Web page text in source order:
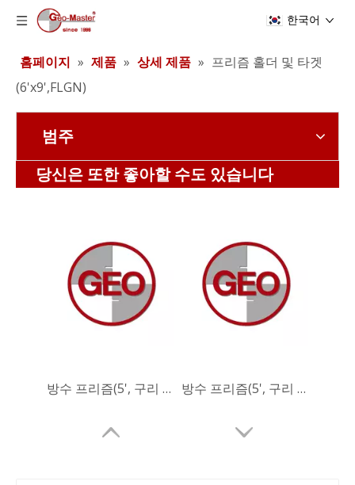
한국어
홈페이지 » 제품 » 상세 제품 » 프리즘 홀더 및 타겟
(6'x9',FLGN)
범주
당신은 또한 좋아할 수도 있습니다
방수 프리즘(5', 구리 코팅) 방수 프리즘(5', 구리 코팅)